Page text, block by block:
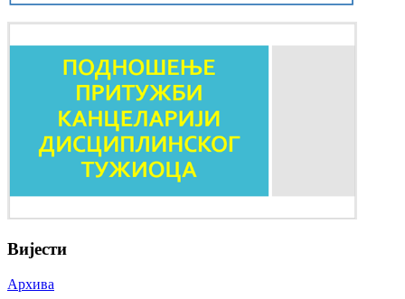
Вијести
Архива